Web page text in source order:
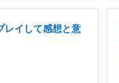
レイして感想と意